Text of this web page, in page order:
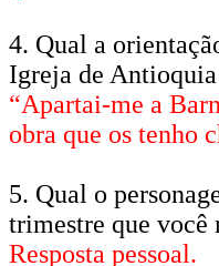
4. Qual a
Igreja de
“Apartai-me a
obra que os tenho
5. Qual o
trimestre que você
Resposta pessoal.